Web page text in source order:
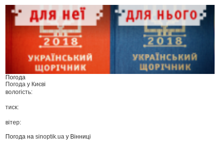
Погода
Погода у Києві
вологість:
тиск:
вітер:
Погода наsinoptik.ua у Вінниці